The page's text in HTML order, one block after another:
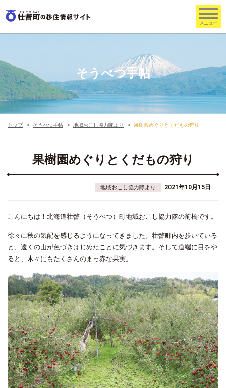
そうべつ手帖
トップ そうべつ手帖 地域おこし協力隊より 果樹園めぐりとくだもの狩り
果樹園めぐりとくだもの狩り
地域おこし協力隊より 2021年10月15日
こんにちは！北海道壮瞥（そうべつ）町地域おこし協力隊の前橋です。
徐々に秋の気配を感じるようになってきました。壮瞥町内を歩いている
と、遠くの山が色づきはじめたことに気づきます。そして道端に目をや
ると、木々にもたくさんのまっ赤な果実。